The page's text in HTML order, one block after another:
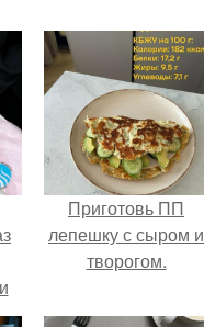
-
Приготовь ПП
лепешку с сыром и
творогом.